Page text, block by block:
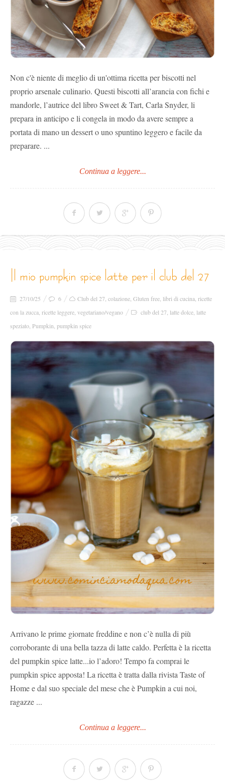
Non c'è niente di meglio di un'ottima ricetta per biscotti nel
proprio arsenale culinario. Questi biscotti all’arancia con fichi e
mandorle, l’autrice del libro Sweet & Tart, Carla Snyder, li
prepara in anticipo e li congela in modo da avere sempre a
portata di mano un dessert o uno spuntino leggero e facile da
preparare. ...
Continua a leggere...
il mio pumpkin spice latte per il club del 27
27/10/25 6 Club del 27 colazione Gluten free libri di cucina ricette
con la zucca ricette leggere vegetariano/vegano club del 27 latte dolce latte
speziato Pumpkin pumpkin spice
Arrivano le prime giornate freddine e non c’è nulla di più
corroborante di una bella tazza di latte caldo. Perfetta è la ricetta
del pumpkin spice latte...io l’adoro! Tempo fa comprai le
pumpkin spice apposta! La ricetta è tratta dalla rivista Taste of
Home e dal suo speciale del mese che è Pumpkin a cui noi,
ragazze ...
Continua a leggere...